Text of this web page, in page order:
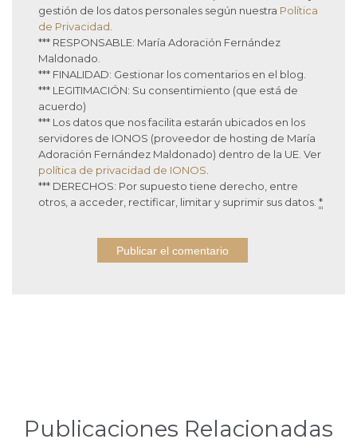
gestión de los datos personales según nuestra Política
de Privacidad
*** RESPONSABLE: María Adoración Fernández
Maldonado.
*** FINALIDAD: Gestionar los comentarios en el blog.
*** LEGITIMACIÓN: Su consentimiento (que está de
acuerdo)
*** Los datos que nos facilita estarán ubicados en los
servidores de IONOS (proveedor de hosting de María
Adoración Fernández Maldonado) dentro de la UE. Ver
política de privacidad de IONOS
*** DERECHOS: Por supuesto tiene derecho, entre
otros, a acceder, rectificar, limitar y suprimir sus datos. *
Publicaciones Relacionadas